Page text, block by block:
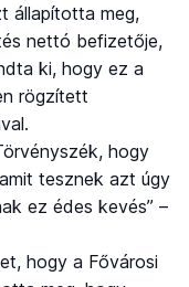
állapította meg,
nettó befizetője,
ki, hogy ez a
rögzített
hogy
tesznek azt úgy
ez édes kevés” –
hogy a Fővárosi